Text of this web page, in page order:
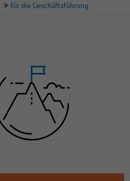
für die Geschäftsführung